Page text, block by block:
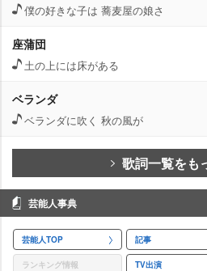
僕の好きな子は 蕎麦屋の娘さ
座蒲団
土の上には床がある
ベランダ
ベランダに吹く 秋の風が
歌詞一覧をも
芸能人事典
芸能人TOP 記事
ランキング情報 TV出演